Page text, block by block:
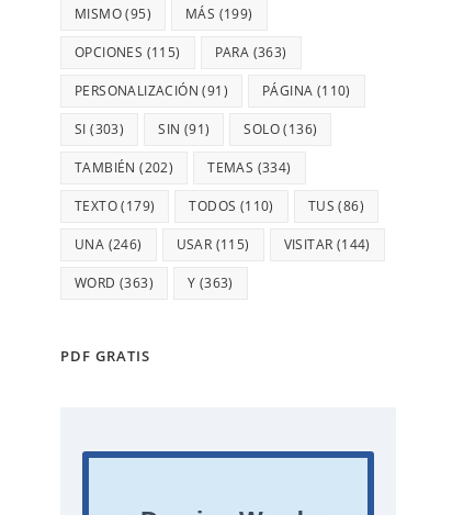
MISMO(95) MÁS (199)
OPCIONES (115) PARA (363)
PERSONALIZACIÓN (91) PÁGINA (110)
SI (303) SIN (91) SOLO(136)
TAMBIÉN (202) TEMAS (334)
TEXTO(179) TODOS (110) TUS (86)
UNA (246) USAR (115) VISITAR (144)
WORD (363) Y (363)
PDF GRATIS